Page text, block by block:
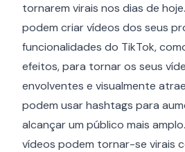
tornarem virais nos dias de
podem criar vídeos dos seus
funcionalidades do TikTok,
efeitos, para tornar os seus
envolventes e visualmente
podem usar hashtags para
alcançar um público mais
vídeos podem tornar-se virais